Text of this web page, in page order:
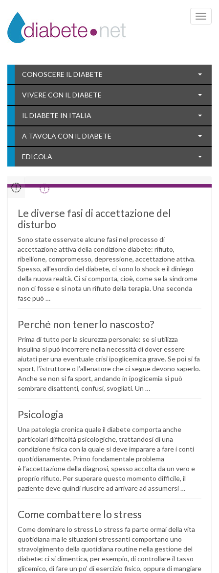
Toggle
CONOSCERE IL DIABETE
VIVERE CON IL DIABETE
IL DIABETE IN ITALIA
A TAVOLA CON IL DIABETE
EDICOLA
Le diverse fasi di accettazione del
disturbo
Sono state osservate alcune fasi nel processo di
accettazione attiva della condizione diabete: rifiuto,
ribellione, compromesso, depressione, accettazione attiva.
Spesso, all’esordio del diabete, ci sono lo shock e il diniego
della nuova realtà. Ci si comporta, cioè, come se la sindrome
non ci fosse e si nota un rifiuto della terapia. Una seconda
fase può …
Perché non tenerlo nascosto?
Prima di tutto per la sicurezza personale: se si utilizza
insulina si può incorrere nella necessità di dover essere
aiutati per una eventuale crisi ipoglicemica grave. Se poi si fa
sport, l’istruttore o l’allenatore che ci segue devono saperlo.
Anche se non si fa sport, andando in ipoglicemia si può
sembrare disattenti, confusi, svogliati. Un …
Psicologia
Una patologia cronica quale il diabete comporta anche
particolari difficoltà psicologiche, trattandosi di una
condizione fisica con la quale si deve imparare a fare i conti
quotidianamente. Primo fondamentale problema
è l’accettazione della diagnosi, spesso accolta da un vero e
proprio rifiuto. Per superare questo momento difficile, il
paziente deve quindi riuscire ad arrivare ad assumersi …
Come combattere lo stress
Come dominare lo stress Lo stress fa parte ormai della vita
quotidiana ma le situazioni stressanti comportano uno
stravolgimento della quotidiana routine nella gestione del
diabete: ci si dimentica, per esempio, di controllare il tasso
glicemico, di fare un po’ di esercizio fisico, oppure di mangiare